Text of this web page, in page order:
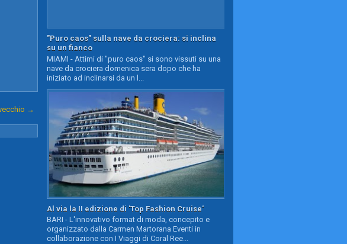
→
"Puro caos" sulla nave da crociera: si inclina
su un fianco
MIAMI - Attimi di "puro caos" si sono vissuti su una
nave da crociera domenica sera dopo che ha
iniziato ad inclinarsi da un l...
Al via la II edizione di 'Top Fashion Cruise'
BARI - L'innovativo format di moda, concepito e
organizzato dalla Carmen Martorana Eventi in
collaborazione con I Viaggi di Coral Ree...